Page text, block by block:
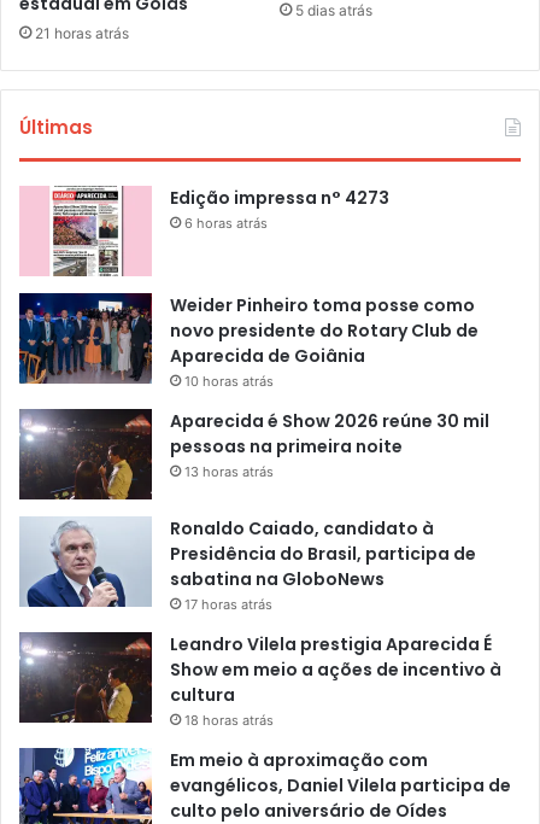
21 horas atrás
5 dias atrás
Últimas
Edição impressa n° 4273
6 horas atrás
Weider Pinheiro toma posse como
novo presidente do Rotary Club de
Aparecida de Goiânia
10 horas atrás
Aparecida é Show 2026 reúne 30 mil
pessoas na primeira noite
13 horas atrás
Ronaldo Caiado, candidato à
Presidência do Brasil, participa de
sabatina na GloboNews
17 horas atrás
Leandro Vilela prestigia Aparecida É
Show em meio a ações de incentivo à
cultura
18 horas atrás
Em meio à aproximação com
evangélicos, Daniel Vilela participa de
culto pelo aniversário de Oídes